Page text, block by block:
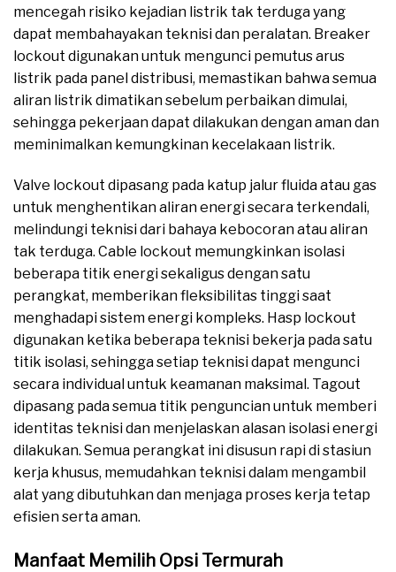
mencegah risiko kejadian listrik tak terduga yang
dapat membahayakan teknisi dan peralatan. Breaker
lockout digunakan untuk mengunci pemutus arus
listrik pada panel distribusi, memastikan bahwa semua
aliran listrik dimatikan sebelum perbaikan dimulai,
sehingga pekerjaan dapat dilakukan dengan aman dan
meminimalkan kemungkinan kecelakaan listrik.
Valve lockout dipasang pada katup jalur fluida atau gas
untuk menghentikan aliran energi secara terkendali,
melindungi teknisi dari bahaya kebocoran atau aliran
tak terduga. Cable lockout memungkinkan isolasi
beberapa titik energi sekaligus dengan satu
perangkat, memberikan fleksibilitas tinggi saat
menghadapi sistem energi kompleks. Hasp lockout
digunakan ketika beberapa teknisi bekerja pada satu
titik isolasi, sehingga setiap teknisi dapat mengunci
secara individual untuk keamanan maksimal. Tagout
dipasang pada semua titik penguncian untuk memberi
identitas teknisi dan menjelaskan alasan isolasi energi
dilakukan. Semua perangkat ini disusun rapi di stasiun
kerja khusus, memudahkan teknisi dalam mengambil
alat yang dibutuhkan dan menjaga proses kerja tetap
efisien serta aman.
Manfaat Memilih Opsi Termurah